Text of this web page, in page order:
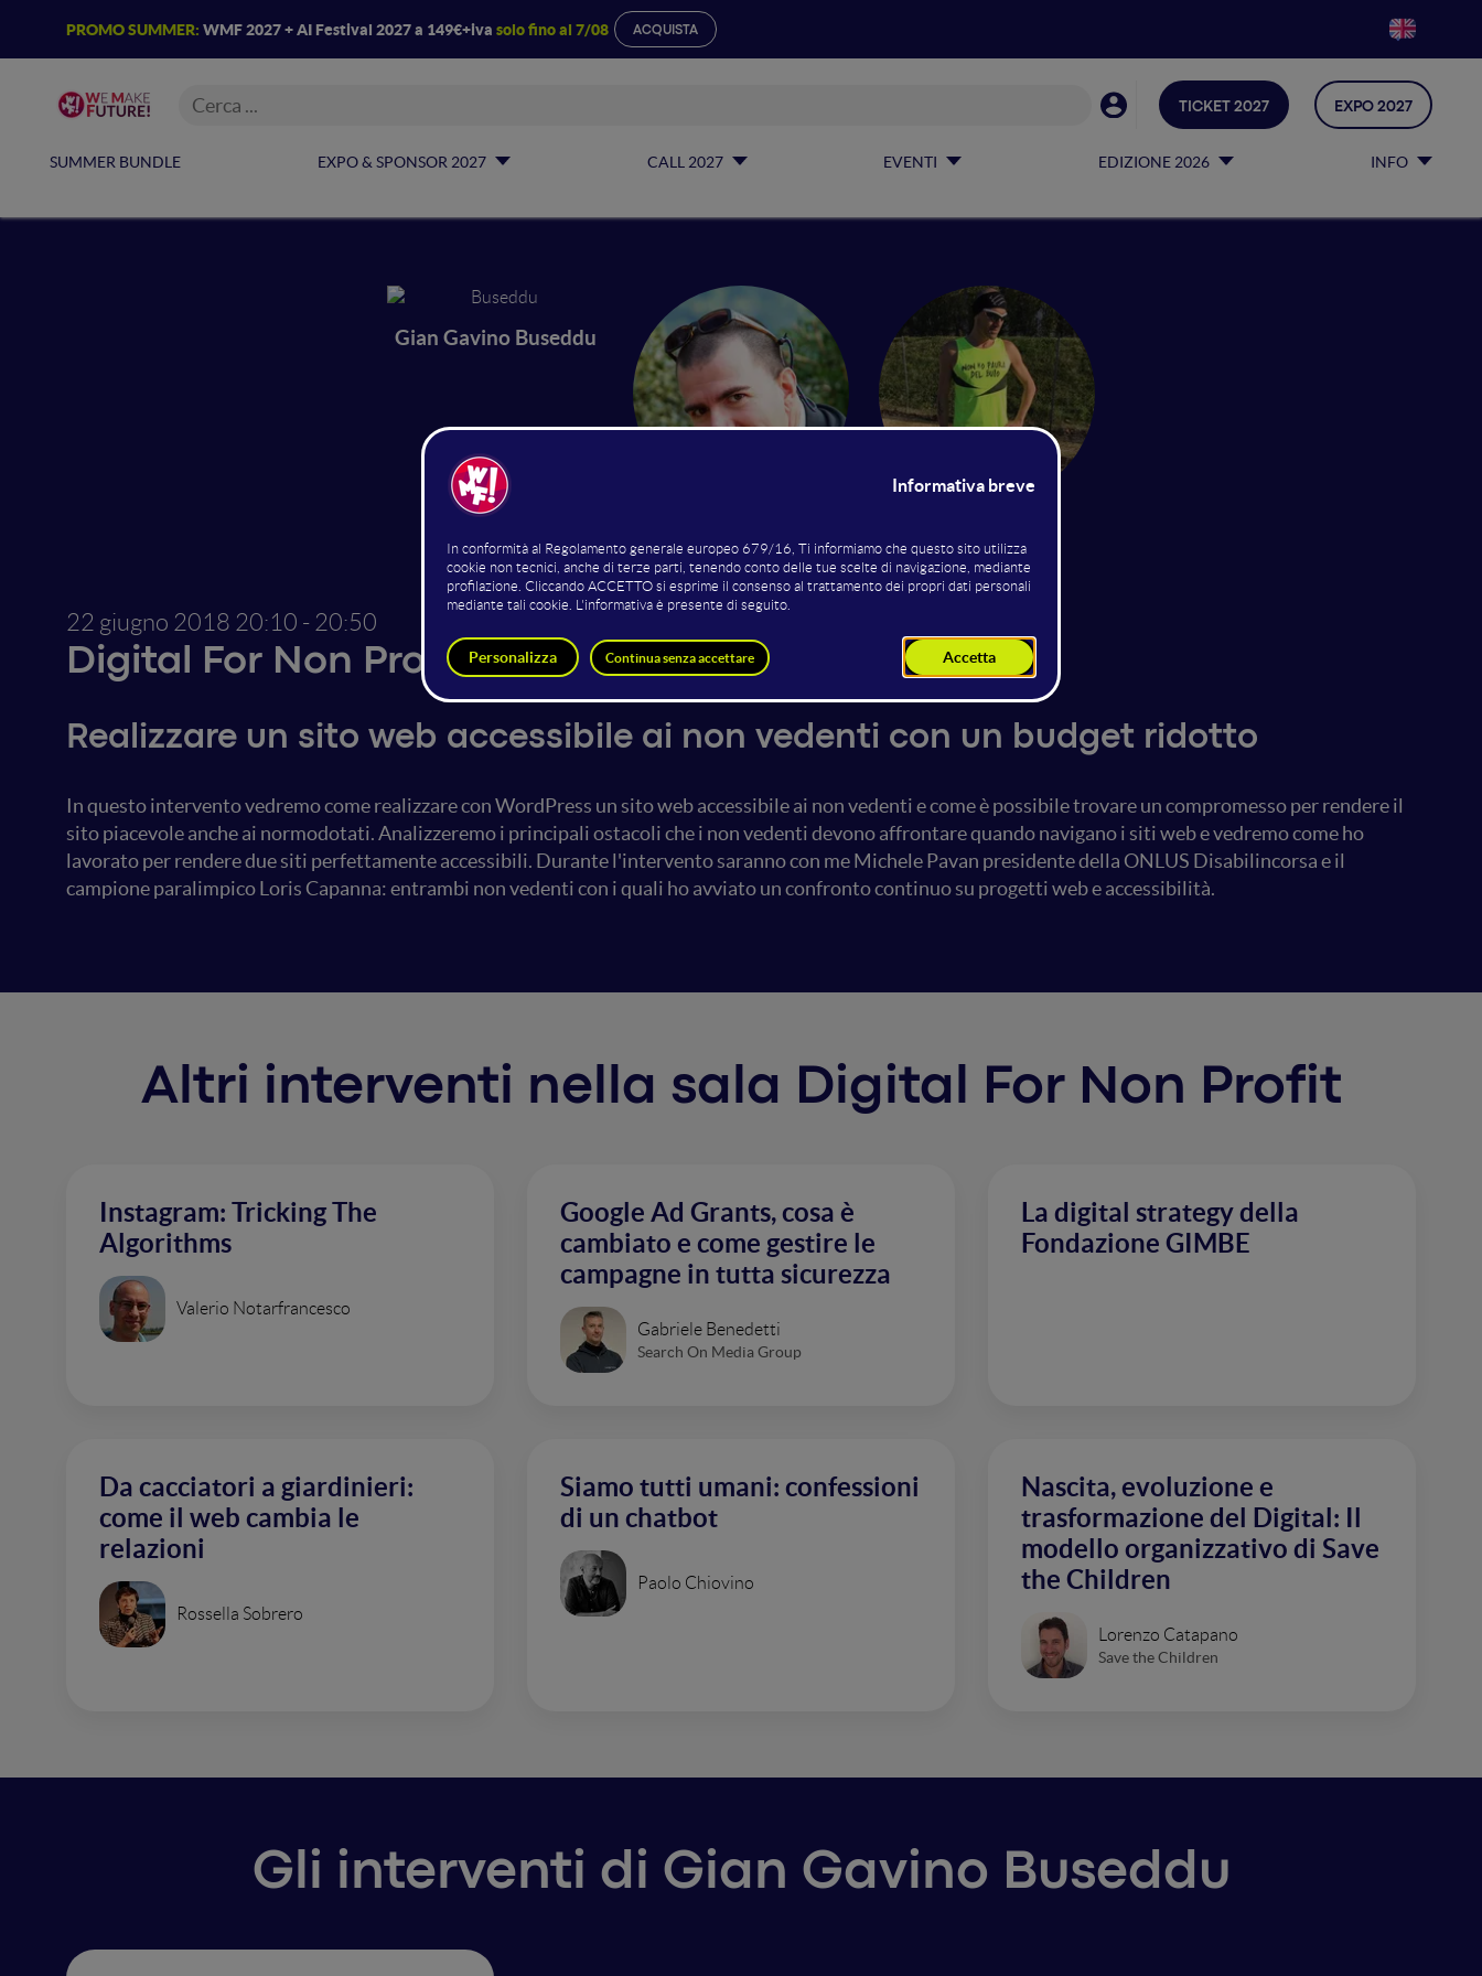
PROMO SUMMER: WMF 2027 + AI Festival 2027 a 149€+iva solo fino al 7/08 ACQUISTA
SUMMER BUNDLE EXPO & SPONSOR 2027 CALL 2027 EVENTI EDIZIONE 2026 INFO
TICKET 2027 EXPO 2027
Gian Gavino Buseddu
Associazione Disabilincorsa ONLUS
22 giugno 2018 20:10 - 20:50
Digital For Non Profit
Realizzare un sito web accessibile ai non vedenti con un budget ridotto
In questo intervento vedremo come realizzare con WordPress un sito web accessibile ai non vedenti e come è possibile trovare un compromesso per rendere il
sito piacevole anche ai normodotati. Analizzeremo i principali ostacoli che i non vedenti devono affrontare quando navigano i siti web e vedremo come ho
lavorato per rendere due siti perfettamente accessibili. Durante l'intervento saranno con me Michele Pavan presidente della ONLUS Disabilincorsa e il
campione paralimpico Loris Capanna: entrambi non vedenti con i quali ho avviato un confronto continuo su progetti web e accessibilità.
Altri interventi nella sala Digital For Non Profit
Instagram: Tricking The
Algorithms
Valerio Notarfrancesco
Google Ad Grants, cosa è
cambiato e come gestire le
campagne in tutta sicurezza
Gabriele Benedetti
Search On Media Group
La digital strategy della
Fondazione GIMBE
Da cacciatori a giardinieri:
come il web cambia le
relazioni
Rossella Sobrero
Siamo tutti umani: confessioni
di un chatbot
Paolo Chiovino
Nascita, evoluzione e
trasformazione del Digital: Il
modello organizzativo di Save
the Children
Lorenzo Catapano
Save the Children
Gli interventi di Gian Gavino Buseddu